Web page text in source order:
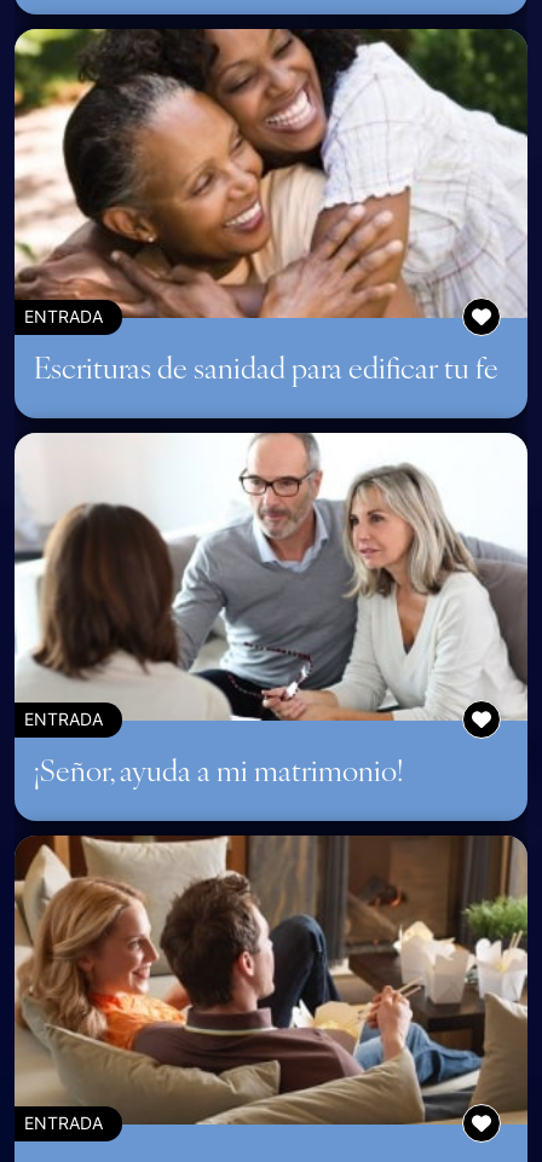
ENTRADA
Escrituras de sanidad para edificar tu fe
ENTRADA
¡Señor, ayuda a mi matrimonio!
ENTRADA